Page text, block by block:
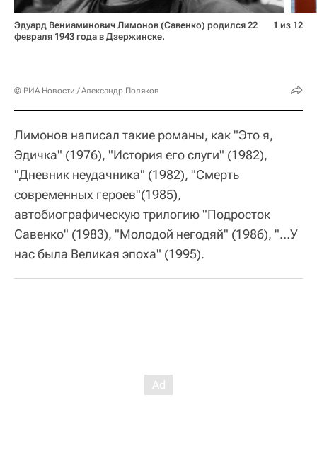
Эдуард Вениаминович Лимонов (Савенко) родился 22
февраля 1943 года в Дзержинске.
© РИА Новости / Александр Поляков
1 из 12
Лимонов написал такие романы, как "Это я,
Эдичка" (1976), "История его слуги" (1982),
"Дневник неудачника" (1982), "Смерть
современных героев"(1985),
автобиографическую трилогию "Подросток
Савенко" (1983), "Молодой негодяй" (1986), "…У
нас была Великая эпоха" (1995).